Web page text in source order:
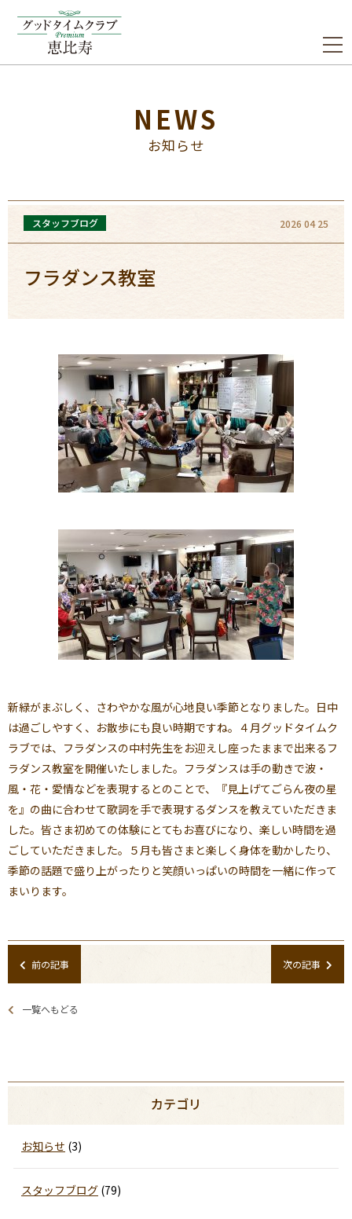
NEWS
お知らせ
スタッフブログ 2026 04 25
フラダンス教室
新緑がまぶしく、さわやかな風が心地良い季節となりました。日中
は過ごしやすく、お散歩にも良い時期ですね。４月グッドタイムク
ラブでは、フラダンスの中村先生をお迎えし座ったままで出来るフ
ラダンス教室を開催いたしました。フラダンスは手の動きで波・
風・花・愛情などを表現するとのことで、『見上げてごらん夜の星
を』の曲に合わせて歌詞を手で表現するダンスを教えていただきま
した。皆さま初めての体験にとてもお喜びになり、楽しい時間を過
ごしていただきました。５月も皆さまと楽しく身体を動かしたり、
季節の話題で盛り上がったりと笑顔いっぱいの時間を一緒に作って
まいります。
前の記事 次の記事
一覧へもどる
カテゴリ
お知らせ (3)
スタッフブログ (79)